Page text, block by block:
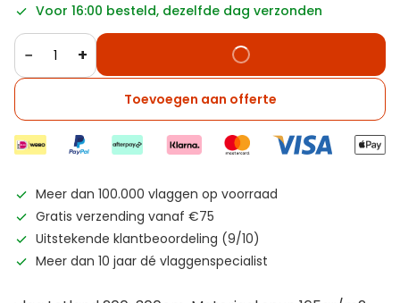
Voor 16:00 besteld, dezelfde dag verzonden
− +
Toevoegen aan offerte
Meer dan 100.000 vlaggen op voorraad
Gratis verzending vanaf €75
Uitstekende klantbeoordeling (9/10)
Meer dan 10 jaar dé vlaggenspecialist